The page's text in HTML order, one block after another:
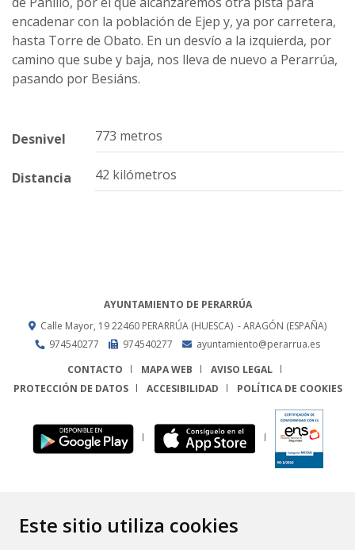
Este sitio utiliza cookies
encadenar con la población de Ejep y, ya por carretera,
hasta Torre de Obato. En un desvío a la izquierda, por
camino que sube y baja, nos lleva de nuevo a Perarrúa,
pasando por Besiáns.
Desnivel 773 metros
Distancia 42 kilómetros
AYUNTAMIENTO DE PERARRÚA
Calle Mayor, 1922460 PERARRÚA (HUESCA) - ARAGÓN (ESPAÑA)
974540277
974540277
ayuntamiento@perarrua.es
CONTACTO
MAPA WEB
AVISO LEGAL
PROTECCIÓN DE DATOS
ACCESIBILIDAD POLÍTICA DE COOKIES